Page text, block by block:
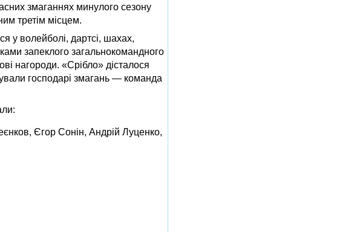
змаганнях минулого сезону
третім місцем.
у волейболі, дартсі, шахах,
запеклого загальнокомандного
нагороди. «Срібло» дісталося
господарі змагань — команда
Єгор Сонін, Андрій Луценко,